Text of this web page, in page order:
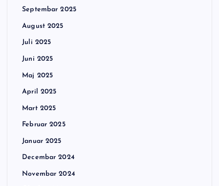
Septembar 2025
August 2025
Juli 2025
Juni 2025
Maj 2025
April 2025
Mart 2025
Februar 2025
Januar 2025
Decembar 2024
Novembar 2024